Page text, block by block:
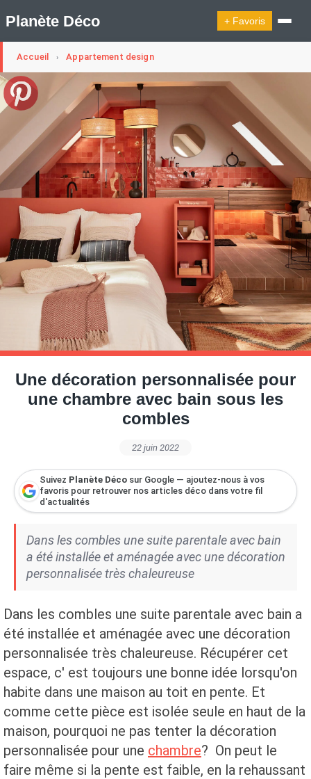
Planète Déco + Favoris
🛍︎ Shop Planète Déco ℹ︎ À propos
Appartement Design Cabanes
Decoration Noël
Design Suédois En Quelques Photos
Idées Déco En 10 Photos
La Semaine Décoration Et Design
Maison En Ville
Méli-Mélo Suédois
Publi Reportage
Tendance
Interieurs Scandinaves
La Décoration Selon Votre Signe Astrologique
Les Trouvailles Déco Du Jour
Maison Appartement Écologique
Maison Container/container House
Maison D'hôtes
Maison Et Appartement Vintage
On Décode La Déco
Petite Surface
Piscine Question De Style
Renovation
Revue De Week End
Accueil › Appartement design
Une décoration personnalisée pour
une chambre avec bain sous les
combles
22 juin 2022
Suivez Planète Déco sur Google — ajoutez-nous à vos
favoris pour retrouver nos articles déco dans votre fil
d'actualités
Dans les combles une suite parentale avec bain
a été installée et aménagée avec une décoration
personnalisée très chaleureuse
Dans les combles une suite parentale avec bain a
été installée et aménagée avec une décoration
personnalisée très chaleureuse. Récupérer cet
espace, c' est toujours une bonne idée lorsqu'on
habite dans une maison au toit en pente. Et
comme cette pièce est isolée seule en haut de la
maison, pourquoi ne pas tenter la décoration
personnalisée pour une chambre? On peut le
faire même si la pente est faible, en la rehaussant